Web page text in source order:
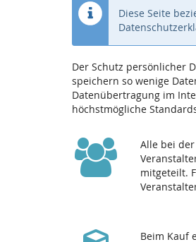
Diese Seite
Der Schutz persönlicher
speichern so wenige
Datenübertragung im
höchstmögliche
Alle bei
mitgeteilt.
Beim Kauf